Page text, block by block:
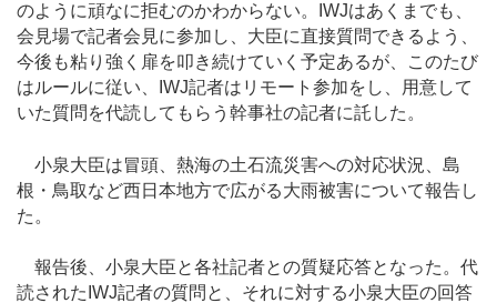
のように頑なに拒むのかわからない。IWJはあくまでも、
会見場で記者会見に参加し、大臣に直接質問できるよう、
今後も粘り強く扉を叩き続けていく予定あるが、このたび
はルールに従い、IWJ記者はリモート参加をし、用意して
いた質問を代読してもらう幹事社の記者に託した。
小泉大臣は冒頭、熱海の土石流災害への対応状況、島
根・鳥取など西日本地方で広がる大雨被害について報告し
た。
報告後、小泉大臣と各社記者との質疑応答となった。代
読されたIWJ記者の質問と、それに対する小泉大臣の回答